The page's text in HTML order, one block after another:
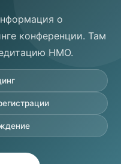
о
конференции. Там
НМО.